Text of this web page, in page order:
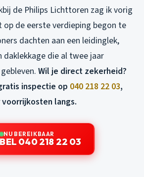
de Philips Lichttoren zag ik vorig
op de eerste verdieping begon te
dachten aan een leidinglek,
daklekkage die al twee jaar
Wil je direct zekerheid?
inspectie op 040 218 22 03,
langs.
NU BEREIKBAAR
BEL 040 218 22 03